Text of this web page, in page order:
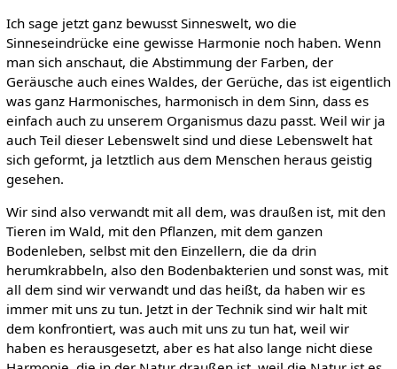
Ich sage jetzt ganz bewusst Sinneswelt, wo die
Sinneseindrücke eine gewisse Harmonie noch haben. Wenn
man sich anschaut, die Abstimmung der Farben, der
Geräusche auch eines Waldes, der Gerüche, das ist eigentlich
was ganz Harmonisches, harmonisch in dem Sinn, dass es
einfach auch zu unserem Organismus dazu passt. Weil wir ja
auch Teil dieser Lebenswelt sind und diese Lebenswelt hat
sich geformt, ja letztlich aus dem Menschen heraus geistig
gesehen.
Wir sind also verwandt mit all dem, was draußen ist, mit den
Tieren im Wald, mit den Pflanzen, mit dem ganzen
Bodenleben, selbst mit den Einzellern, die da drin
herumkrabbeln, also den Bodenbakterien und sonst was, mit
all dem sind wir verwandt und das heißt, da haben wir es
immer mit uns zu tun. Jetzt in der Technik sind wir halt mit
dem konfrontiert, was auch mit uns zu tun hat, weil wir
haben es herausgesetzt, aber es hat also lange nicht diese